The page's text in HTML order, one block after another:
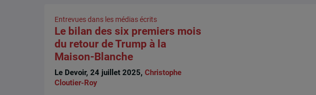
Entrevues dans les médias écrits
Le bilan des six premiers mois
du retour de Trump à la
Maison-Blanche
Le Devoir, 24 juillet 2025,Christophe
Cloutier-Roy